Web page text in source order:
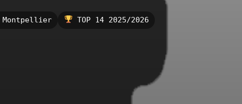
Montpellier TOP 14 2025/2026